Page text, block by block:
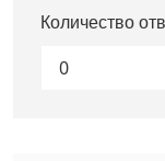
Грузовой
Количество